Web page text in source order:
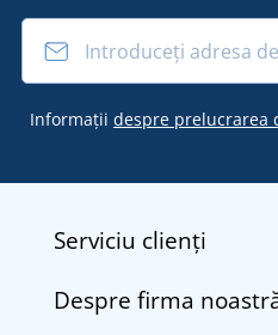
Informații despre prelucrarea
Serviciu clienți
Contact
Despre firma